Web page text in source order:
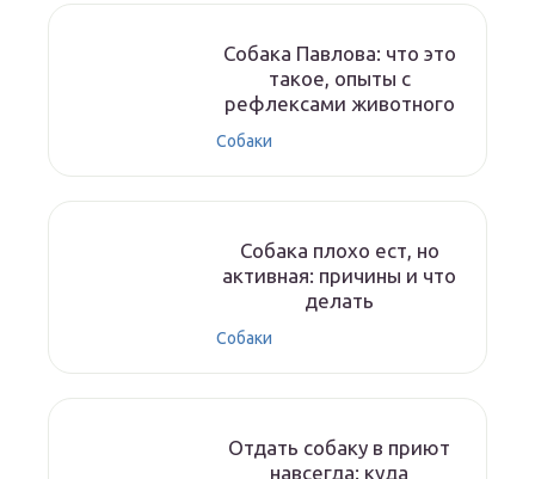
Собака Павлова: что это
такое, опыты с
рефлексами животного
Собаки
Собака плохо ест, но
активная: причины и что
делать
Собаки
Отдать собаку в приют
навсегда: куда